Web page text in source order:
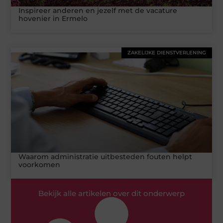
Inspireer anderen en jezelf met de vacature
hovenier in Ermelo
ZAKELIJKE DIENSTVERLENING
Waarom administratie uitbesteden fouten helpt
voorkomen
Bekijk alle artikelen over dit onderwerp